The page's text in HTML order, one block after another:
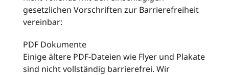
gesetzlichen Vorschriften zur Barrierefreiheit
vereinbar:
PDF Dokumente
Einige ältere PDF-Dateien wie Flyer und Plakate
sind nicht vollständig barrierefrei. Wir